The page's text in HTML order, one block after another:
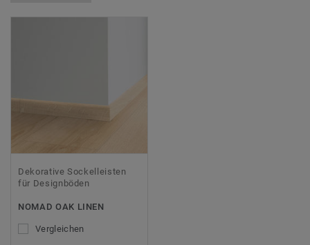
Dekorative Sockelleisten
für Designböden
NOMAD OAK LINEN
Vergleichen